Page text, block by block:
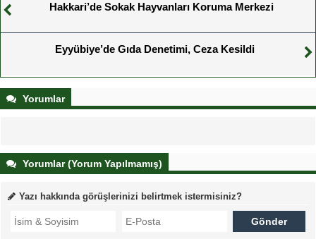
Hakkari’de Sokak Hayvanları Koruma Merkezi
Eyyübiye’de Gıda Denetimi, Ceza Kesildi
Yorumlar
Yorumlar (Yorum Yapılmamış)
Yazı hakkında görüşlerinizi belirtmek istermisiniz?